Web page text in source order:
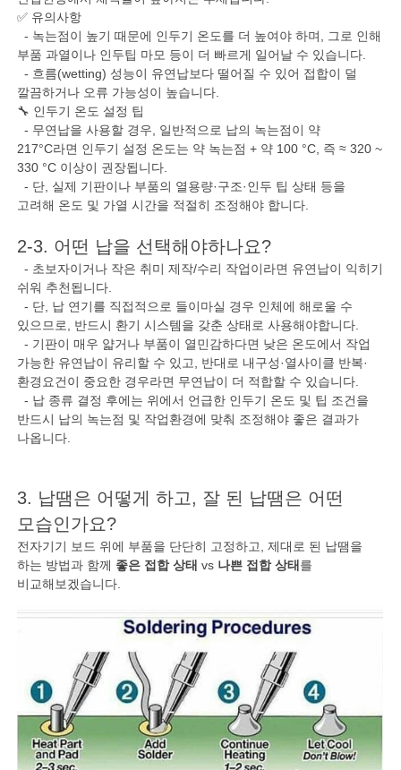
✅ 유의사항
- 녹는점이 높기 때문에 인두기 온도를 더 높여야 하며, 그로 인해
부품 과열이나 인두팁 마모 등이 더 빠르게 일어날 수 있습니다.
- 흐름(wetting) 성능이 유연납보다 떨어질 수 있어 접합이 덜
깔끔하거나 오류 가능성이 높습니다.
🔧 인두기 온도 설정 팁
- 무연납을 사용할 경우, 일반적으로 납의 녹는점이 약
217°C라면 인두기 설정 온도는 약 녹는점 + 약 100 °C, 즉 ≈ 320 ~
330 °C 이상이 권장됩니다.
- 단, 실제 기판이나 부품의 열용량·구조·인두 팁 상태 등을
고려해 온도 및 가열 시간을 적절히 조정해야 합니다.
2-3. 어떤 납을 선택해야하나요?
- 초보자이거나 작은 취미 제작/수리 작업이라면 유연납이 익히기
쉬워 추천됩니다.
- 단, 납 연기를 직접적으로 들이마실 경우 인체에 해로울 수
있으므로, 반드시 환기 시스템을 갖춘 상태로 사용해야합니다.
- 기판이 매우 얇거나 부품이 열민감하다면 낮은 온도에서 작업
가능한 유연납이 유리할 수 있고, 반대로 내구성·열사이클 반복·
환경요건이 중요한 경우라면 무연납이 더 적합할 수 있습니다.
- 납 종류 결정 후에는 위에서 언급한 인두기 온도 및 팁 조건을
반드시 납의 녹는점 및 작업환경에 맞춰 조정해야 좋은 결과가
나옵니다.
3. 납땜은 어떻게 하고, 잘 된 납땜은 어떤
모습인가요?
전자기기 보드 위에 부품을 단단히 고정하고, 제대로 된 납땜을
하는 방법과 함께 좋은 접합 상태 vs 나쁜 접합 상태 를
비교해보겠습니다.